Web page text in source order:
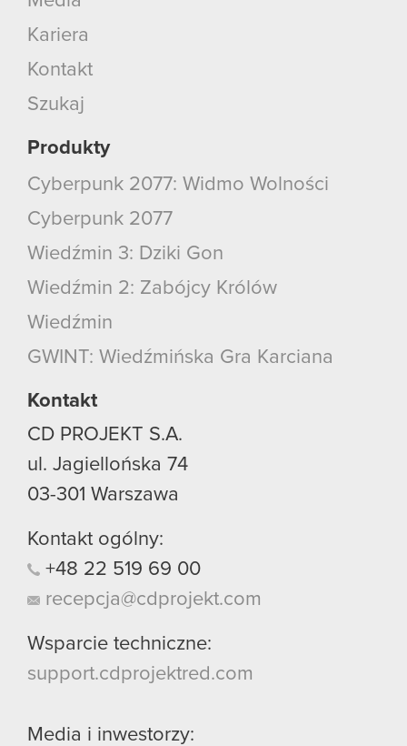
Kariera
Kontakt
Szukaj
Produkty
Cyberpunk 2077: Widmo Wolności
Cyberpunk 2077
Wiedźmin 3: Dziki Gon
Wiedźmin 2: Zabójcy Królów
Wiedźmin
GWINT: Wiedźmińska Gra Karciana
Kontakt
CD PROJEKT S.A.
ul. Jagiellońska 74
03-301 Warszawa
Kontakt ogólny:
+48 22 519 69 00
recepcja@cdprojekt.com
Wsparcie techniczne:
support.cdprojektred.com
Media i inwestorzy: